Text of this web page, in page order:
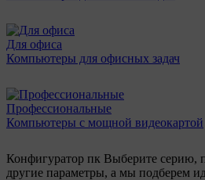
Для офиса
Компьютеры для офисных задач
Профессиональные
Компьютеры с мощной видеокартой
Конфигуратор пк Выберите серию,
другие параметры, а мы подберем